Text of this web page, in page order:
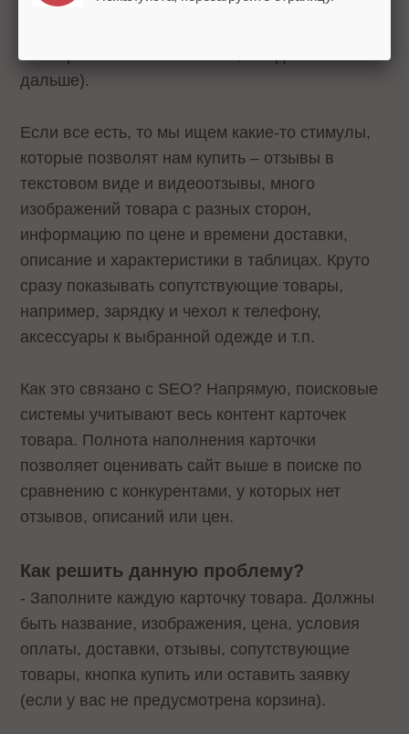
«Нет фото»), цены (Уточняйте у оператора),
есть просто нет и непонятно, что делать
дальше).
Если все есть, то мы ищем какие-то стимулы,
которые позволят нам купить – отзывы в
текстовом виде и видеоотзывы, много
изображений товара с разных сторон,
информацию по цене и времени доставки,
описание и характеристики в таблицах. Круто
сразу показывать сопутствующие товары,
например, зарядку и чехол к телефону,
аксессуары к выбранной одежде и т.п.
Как это связано с SEO? Напрямую, поисковые
системы учитывают весь контент карточек
товара. Полнота наполнения карточки
позволяет оценивать сайт выше в поиске по
сравнению с конкурентами, у которых нет
отзывов, описаний или цен.
Как решить данную проблему?
- Заполните каждую карточку товара. Должны
быть название, изображения, цена, условия
оплаты, доставки, отзывы, сопутствующие
товары, кнопка купить или оставить заявку
(если у вас не предусмотрена корзина).